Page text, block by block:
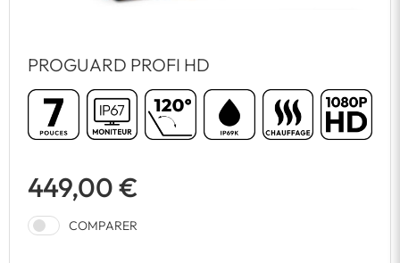
PROGUARD PROFI HD
449,00 €
COMPARER